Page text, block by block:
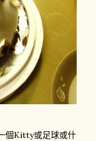
個Kitty或足球或什